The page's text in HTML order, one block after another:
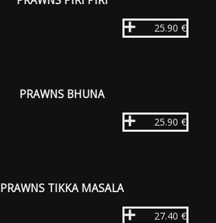
25.90 €
PRAWNS BHUNA
25.90 €
PRAWNS TIKKA MASALA
27.40 €